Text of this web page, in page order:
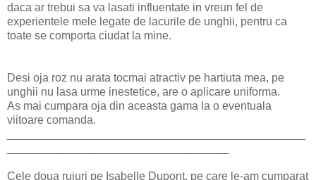
daca ar trebui sa va lasati influentate in vreun fel de
experientele mele legate de lacurile de unghii, pentru ca
toate se comporta ciudat la mine.
Desi oja roz nu arata tocmai atractiv pe hartiuta mea, pe
unghii nu lasa urme inestetice, are o aplicare uniforma.
As mai cumpara oja din aceasta gama la o eventuala
viitoare comanda.
Cele doua rujuri pe Isabelle Dupont, pe care le-am cumparat